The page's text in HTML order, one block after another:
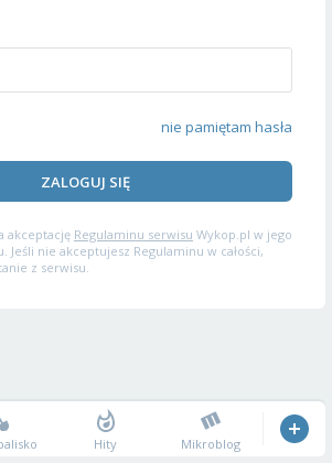
nie pamiętam hasła
ZALOGUJ SIĘ
akceptację Regulaminu serwisu Wykop.pl w jego
nie akceptujesz Regulaminu w całości,
z serwisu.
Hity Mikroblog